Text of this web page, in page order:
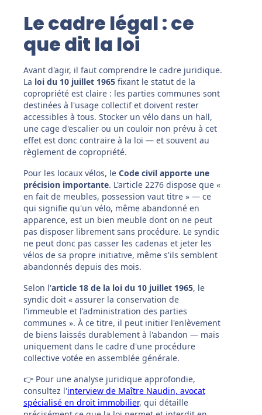
Le cadre légal : ce
que dit la loi
Avant d'agir, il faut comprendre le cadre juridique.
La loi du 10 juillet 1965 fixant le statut de la
copropriété est claire : les parties communes sont
destinées à l'usage collectif et doivent rester
accessibles à tous. Stocker un vélo dans un hall,
une cage d'escalier ou un couloir non prévu à cet
effet est donc contraire à la loi — et souvent au
règlement de copropriété.
Pour les locaux vélos, le Code civil apporte une
précision importante. L'article 2276 dispose que «
en fait de meubles, possession vaut titre » — ce
qui signifie qu'un vélo, même abandonné en
apparence, est un bien meuble dont on ne peut
pas disposer librement sans procédure. Le syndic
ne peut donc pas casser les cadenas et jeter les
vélos de sa propre initiative, même s'ils semblent
abandonnés depuis des mois.
Selon l'article 18 de la loi du 10 juillet 1965, le
syndic doit « assurer la conservation de
l'immeuble et l'administration des parties
communes ». À ce titre, il peut initier l'enlèvement
de biens laissés durablement à l'abandon — mais
uniquement dans le cadre d'une procédure
collective votée en assemblée générale.
👉 Pour une analyse juridique approfondie,
consultez l'interview de Maître Naudin, avocat
spécialisé en droit immobilier, qui détaille